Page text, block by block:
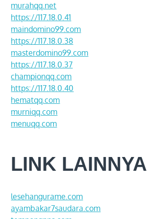
murahqq.net
https://117.18.0.41
maindomino99.com
https://117.18.0.38
masterdomino99.com
https://117.18.0.37
championqq.com
https://117.18.0.40
hematqq.com
murniqq.com
menuqq.com
LINK LAINNYA
lesehangurame.com
ayambakar7saudara.com